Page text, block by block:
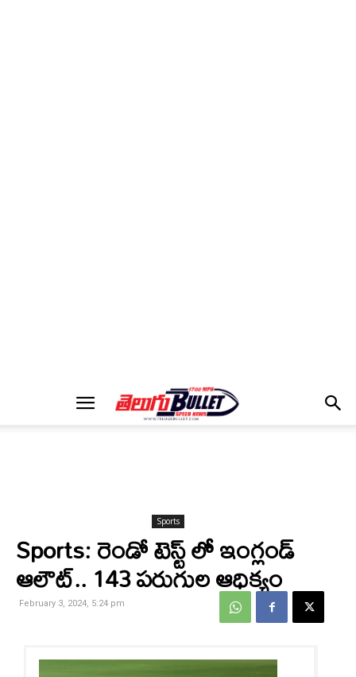
Sports
Sports: రెండో టెస్ట్ లో ఇంగ్లండ్
ఆలౌట్.. 143 పరుగుల ఆధిక్యం
February 3, 2024, 5:24 pm